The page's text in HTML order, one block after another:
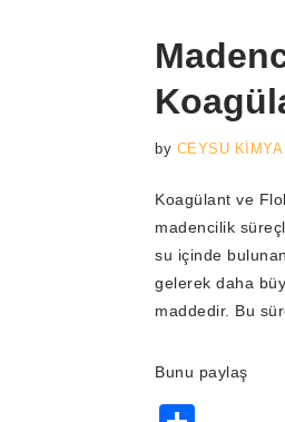
by CEYSU
Koagülant ve
madencilik
su içinde
gelerek daha
maddedir. Bu
Bunu paylaş